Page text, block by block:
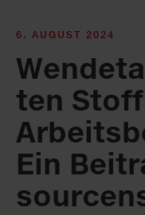
6. AUGUST 2024
ten
Ein